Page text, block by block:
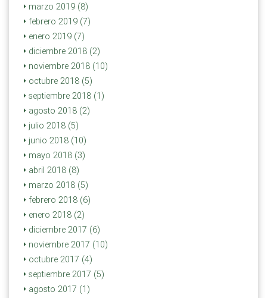
marzo 2019 (8)
febrero 2019 (7)
enero 2019 (7)
diciembre 2018 (2)
noviembre 2018 (10)
octubre 2018 (5)
septiembre 2018 (1)
agosto 2018 (2)
julio 2018 (5)
junio 2018 (10)
mayo 2018 (3)
abril 2018 (8)
marzo 2018 (5)
febrero 2018 (6)
enero 2018 (2)
diciembre 2017 (6)
noviembre 2017 (10)
octubre 2017 (4)
septiembre 2017 (5)
agosto 2017 (1)